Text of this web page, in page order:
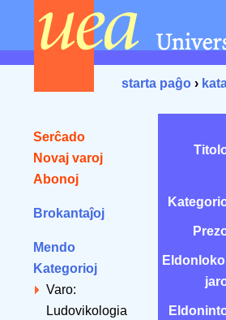
starta paĝo ›
Serĉado
Novaj varoj
Abonoj
Brokantaĵoj
Mendo
Kategorioj
Varo:
Ludovikologia